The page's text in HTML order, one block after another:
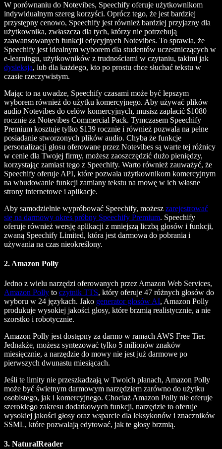
W porównaniu do Notevibes, Speechify oferuje użytkownikom
indywidualnym szereg korzyści. Oprócz tego, że jest bardziej
przystępny cenowo, Speechify jest również bardziej przyjazny dla
użytkownika, zwłaszcza dla tych, którzy nie potrzebują
zaawansowanych funkcji edycyjnych Notevibes. To sprawia, że
Speechify jest idealnym wyborem dla studentów uczestniczących w
e-learningu, użytkowników z trudnościami w czytaniu, takimi jak
dysleksja, lub dla każdego, kto po prostu chce słuchać tekstu w
czasie rzeczywistym.
Mając to na uwadze, Speechify czasami może być lepszym
wyborem również do użytku komercyjnego. Aby używać plików
audio Notevibes do celów komercyjnych, musisz zapłacić $1080
rocznie za Notevibes Commercial Pack. Tymczasem Speechify
Premium kosztuje tylko $139 rocznie i również pozwala na pełne
posiadanie stworzonych plików audio. Chyba że funkcje
personalizacji głosu oferowane przez Notevibes są warte tej różnicy
w cenie dla Twojej firmy, możesz zaoszczędzić dużo pieniędzy,
korzystając zamiast tego z Speechify. Warto również zauważyć, że
Speechify oferuje API, które pozwala użytkownikom komercyjnym
na wbudowanie funkcji zamiany tekstu na mowę w ich własne
strony internetowe i aplikacje.
Aby samodzielnie wypróbować Speechify, możesz zarejestrować
się na darmowy okres próbny Speechify Premium. Speechify
oferuje również wersję aplikacji z mniejszą liczbą głosów i funkcji,
zwaną Speechify Limited, która jest darmowa do pobrania i
używania na czas nieokreślony.
2. Amazon Polly
Jedno z wielu narzędzi oferowanych przez Amazon Web Services,
Amazon Polly to czytnik TTS, który oferuje 47 różnych głosów do
wyboru w 24 językach. Jako generator głosów AI, Amazon Polly
produkuje wysokiej jakości głosy, które brzmią realistycznie, a nie
szorstko i robotycznie.
Amazon Polly jest dostępny za darmo w ramach AWS Free Tier.
Jednakże, możesz syntezować tylko 5 milionów znaków
miesięcznie, a narzędzie do mowy nie jest już darmowe po
pierwszych dwunastu miesiącach.
Jeśli te limity nie przeszkadzają w Twoich planach, Amazon Polly
może być świetnym darmowym narzędziem zarówno do użytku
osobistego, jak i komercyjnego. Chociaż Amazon Polly nie oferuje
szerokiego zakresu dodatkowych funkcji, narzędzie to oferuje
wysokiej jakości głosy oraz wsparcie dla leksykonów i znaczników
SSML, które pozwalają edytować, jak te głosy brzmią.
3. NaturalReader